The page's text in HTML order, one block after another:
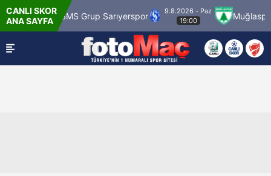
CANLI SKOR
ANA SAYFASMS Grup Sarıyerspor
9.8.2026 - Paz
19:00
Muğlaspor